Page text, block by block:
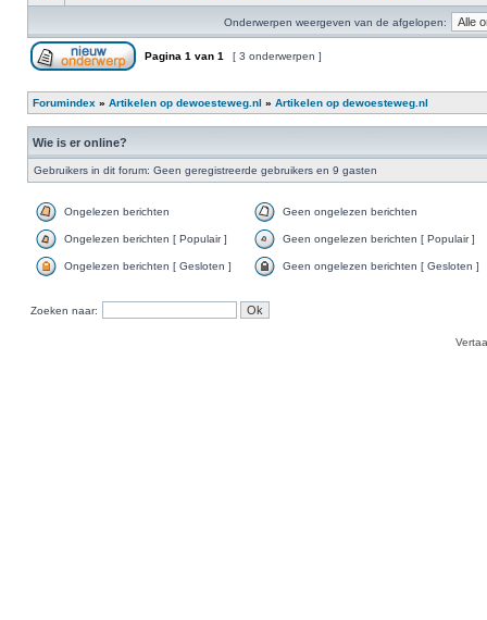
Onderwerpen weergeven van de afgelopen:
Pagina 1 van 1 [ 3 onderwerpen ]
Forumindex » Artikelen op dewoesteweg.nl » Artikelen op dewoesteweg.nl
Wie is er online?
Gebruikers in dit forum: Geen geregistreerde gebruikers en 9 gasten
Ongelezen berichten Geen ongelezen berichten
Ongelezen berichten [ Populair ] Geen ongelezen berichten [ Populair ]
Ongelezen berichten [ Gesloten ] Geen ongelezen berichten [ Gesloten ]
Zoeken naar: